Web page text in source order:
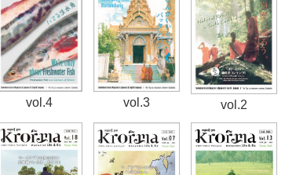
vol.4 vol.3 vol.2